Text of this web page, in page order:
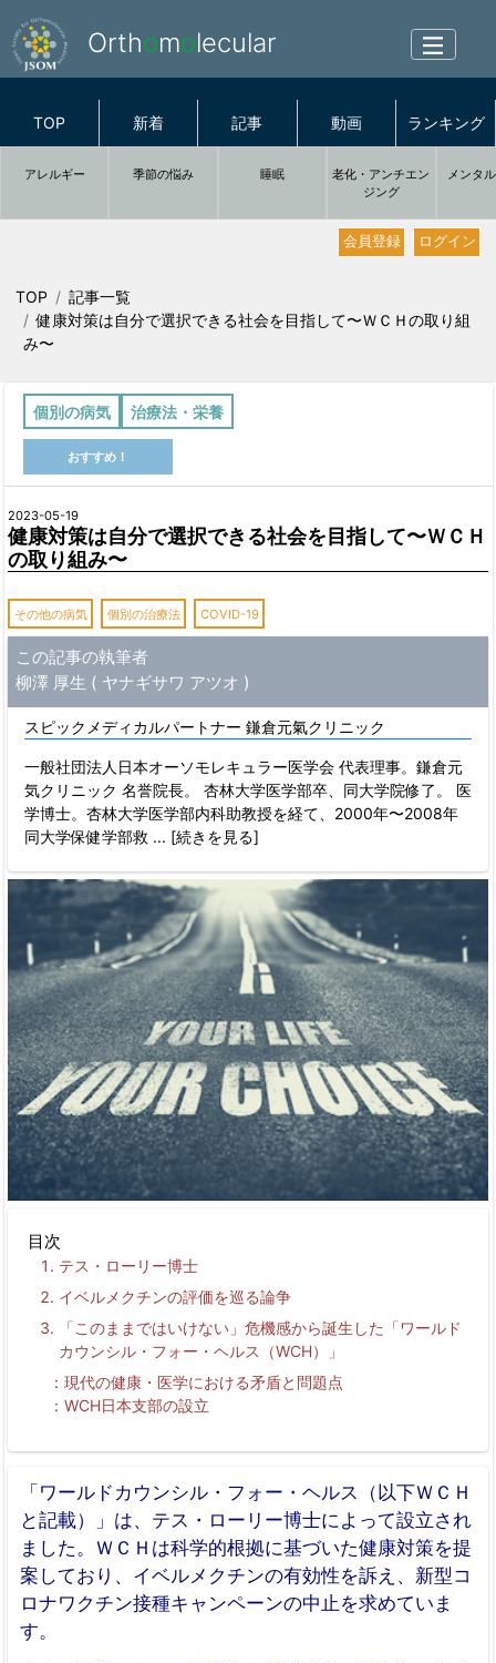
Orthomolecular
TOP 新着 記事 動画 ランキング
アレルギー 季節の悩み 睡眠
老化・アンチエン
ジング
メンタ
ログイン
会員登録
TOP
記事一覧
健康対策は自分で選択できる社会を目指して〜ＷＣＨの取り組
み〜
個別の病気 治療法・栄養
おすすめ！
2023-05-19
健康対策は自分で選択できる社会を目指して〜ＷＣＨ
の取り組み〜
その他の病気 個別の治療法 COVID-19
この記事の執筆者
柳澤 厚生 ( ヤナギサワ アツオ )
スピックメディカルパートナー 鎌倉元氣クリニック
一般社団法人日本オーソモレキュラー医学会 代表理事。鎌倉元
気クリニック 名誉院長。 杏林大学医学部卒、同大学院修了。 医
学博士。杏林大学医学部内科助教授を経て、2000年〜2008年
同大学保健学部救 ... [続きを見る]
目次
テス・ローリー博士
イベルメクチンの評価を巡る論争
「このままではいけない」危機感から誕生した「ワールド
カウンシル・フォー・ヘルス（WCH）」
現代の健康・医学における矛盾と問題点
WCH日本支部の設立
「ワールドカウンシル・フォー・ヘルス（以下ＷＣＨ
と記載）」は、テス・ローリー博士によって設立され
ました。ＷＣＨは科学的根拠に基づいた健康対策を提
案しており、イベルメクチンの有効性を訴え、新型コ
ロナワクチン接種キャンペーンの中止を求めていま
す。